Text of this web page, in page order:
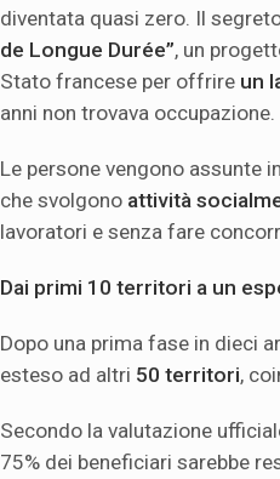
diventata quasi zero. Il
de Longue Durée”, un
Stato francese per offrire un
anni non trovava occupazione.
Le persone vengono assunte
che svolgono attività
lavoratori e senza fare
Dai primi 10 territori a un
Dopo una prima fase in dieci
esteso ad altri 50 territori,
Secondo la valutazione
75% dei beneficiari sarebbe